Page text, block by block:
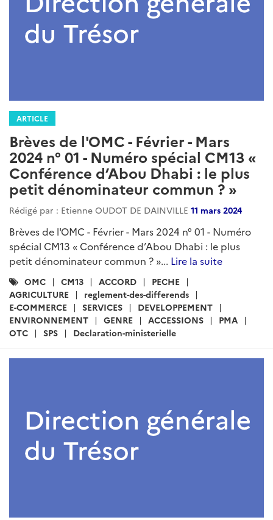
ARTICLE
Brèves de l'OMC - Février - Mars
2024 n° 01 - Numéro spécial CM13 «
Conférence d’Abou Dhabi : le plus
petit dénominateur commun ? »
Rédigé par : Etienne OUDOT DE DAINVILLE 11 mars 2024
Brèves de l'OMC - Février - Mars 2024 n° 01 - Numéro
spécial CM13 « Conférence d’Abou Dhabi : le plus
petit dénominateur commun ? »... Lire la suite
Catégories
:
OMC CM13 ACCORD
PECHE
AGRICULTURE
reglement-des-differends
E-COMMERCE
SERVICES
DEVELOPPEMENT
ENVIRONNEMENT
GENRE ACCESSIONS
PMA
OTC
SPS Declaration-ministerielle